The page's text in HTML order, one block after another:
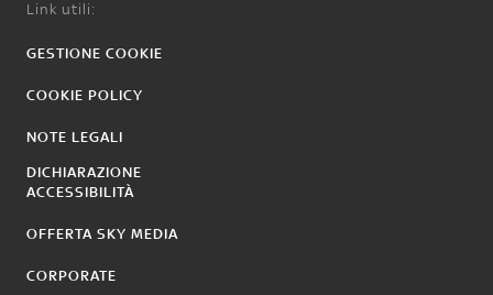
Link utili:
GESTIONE COOKIE
COOKIE POLICY
NOTE LEGALI
DICHIARAZIONE
ACCESSIBILITÀ
OFFERTA SKY MEDIA
CORPORATE